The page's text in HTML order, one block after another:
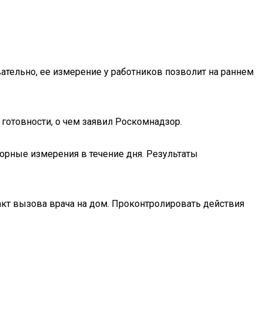
ее измерение у работников позволит на раннем
о чем заявил Роскомнадзор.
измерения в течение дня. Результаты
вызова врача на дом. Проконтролировать действия